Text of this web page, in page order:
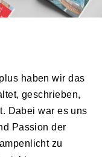
haben wir das
geschrieben,
Dabei war es uns
Passion der
zu